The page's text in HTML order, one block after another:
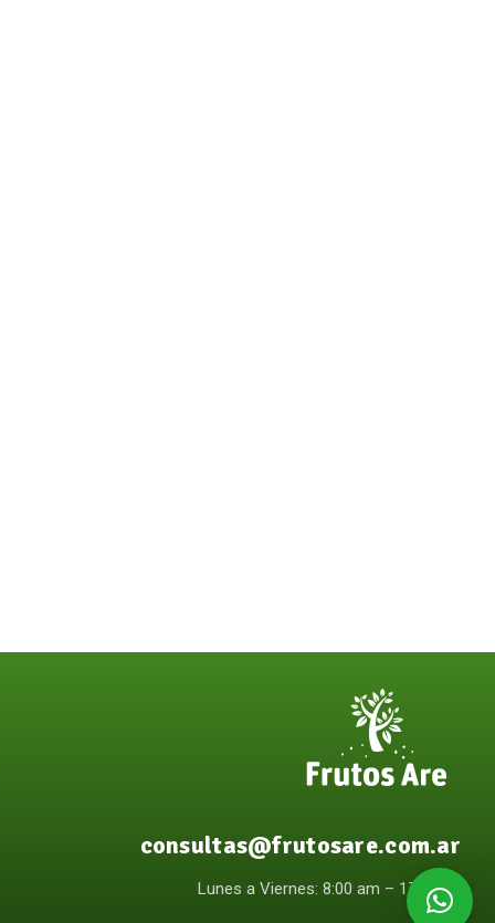
consultas@frutosare.com.ar
Lunes a Viernes: 8:00 am – 17:00pm